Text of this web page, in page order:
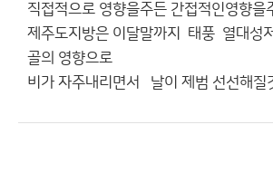
직접적으로 영향을주든 간접적인영향
제주도지방은 이달말까지 태풍 열대성
골의 영향으로
비가 자주내리면서 날이 제범 선선해질